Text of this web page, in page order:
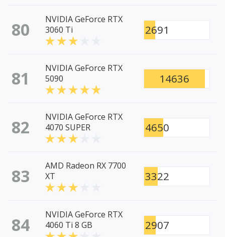
80
NVIDIA GeForce RTX
3060 Ti
2691
81
NVIDIA GeForce RTX
5090
14636
82
NVIDIA GeForce RTX
4070 SUPER
4650
83
AMD Radeon RX 7700
XT
3322
84
NVIDIA GeForce RTX
4060 Ti 8 GB
2907